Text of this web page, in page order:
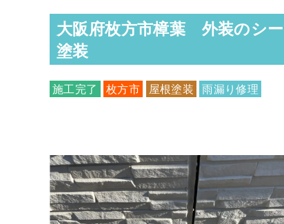
大阪府枚方市樟葉 外装のシ
塗装
施工完了 枚方市 屋根塗装 雨漏り修理